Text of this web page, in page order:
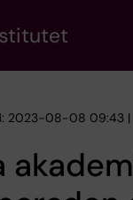
2023-08-08 09:43 |